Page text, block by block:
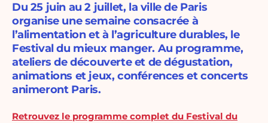
Du 25 juin au 2 juillet, la ville de Paris
organise une semaine consacrée à
l’alimentation et à l’agriculture durables, le
Festival du mieux manger. Au programme,
ateliers de découverte et de dégustation,
animations et jeux, conférences et concerts
animeront Paris.
Retrouvez le programme complet du Festival du